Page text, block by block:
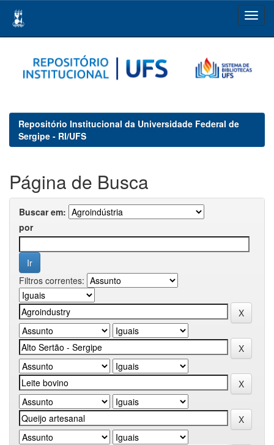
navigation
Repositório Institucional da Universidade Federal de
Sergipe - RI/UFS
Página de Busca
Buscar em:
por
Filtros correntes: